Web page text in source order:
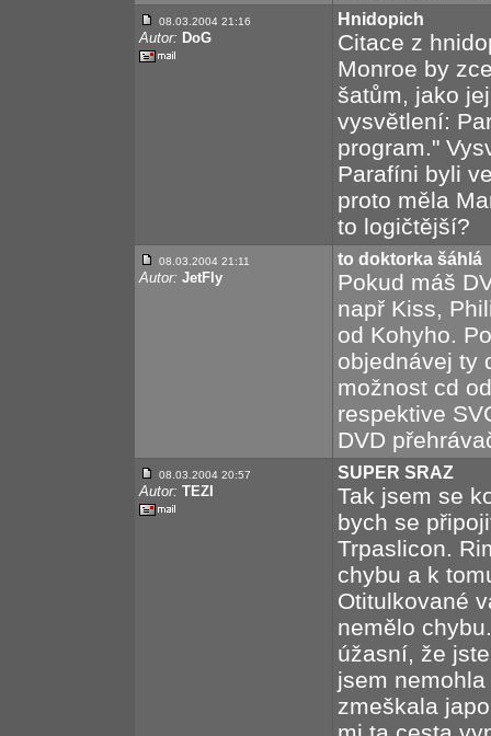
08.03.2004 21:16
Autor: DoG
Hnidopich
Citace z
Monroe by
šatům, jako
vysvětlení:
program."
Parafíni byli
proto měla
to logičtější?
08.03.2004 21:11
Autor: JetFly
to doktorka šáhlá
Pokud máš
např Kiss,
od Kohyho.
objednávej ty
možnost cd
respektive
DVD
08.03.2004 20:57
Autor: TEZI
SUPER SRAZ
Tak jsem se
bych se
Trpaslicon.
chybu a k
Otitulkované
nemělo
úžasní, že
jsem
zmeškala